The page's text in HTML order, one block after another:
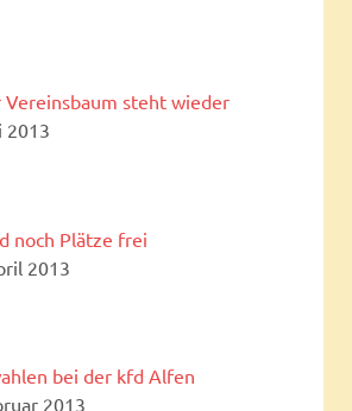
Vereinsbaum steht wieder
2013
noch Plätze frei
2013
bei der kfd Alfen
2013